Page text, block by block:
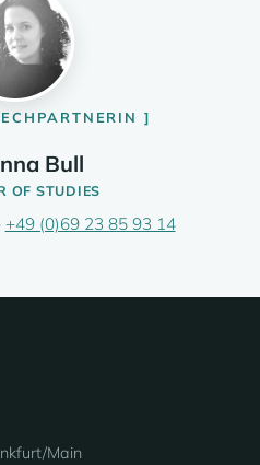
Bull
OF STUDIES
· +49 (0)69 23 85 93 14
Main